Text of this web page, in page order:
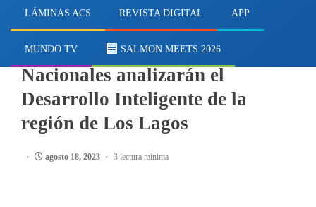
LÁMINAS ACS REVISTA DIGITAL APP
MUNDO TV SALMON MEETS 2026
Expositores Internacionales y
Nacionales analizarán el
Desarrollo Inteligente de la
región de Los Lagos
agosto 18, 2023 3 lectura mínima